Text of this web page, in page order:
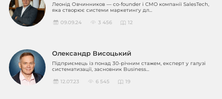
Леонід Овчинников — co-founder і CMO компанії SalesTech,
яка створює системи маркетингу дл...
09.09.24
3 456 12
Олександр Висоцький
Підприємець із понад 30-річним стажем, експерт у галузі
систематизації, засновник Business...
12.07.23
6 545 19